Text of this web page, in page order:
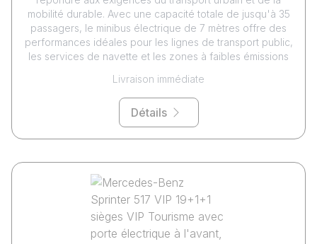
mobilité durable. Avec une capacité totale de jusqu'à 35
passagers, le minibus électrique de 7 mètres offre des
performances idéales pour les lignes de transport public,
les services de navette et les zones à faibles émissions
Livraison immédiate
Détails